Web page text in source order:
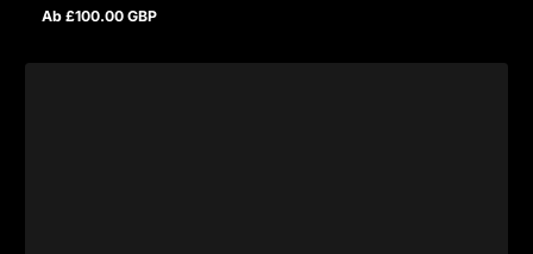
Regulärer Preis
Ab £100.00 GBP